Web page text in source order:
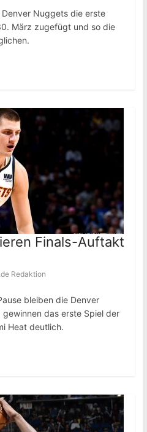
Nuggets die erste
März zugefügt und so die
Finals-Auftakt
Redaktion
bleiben die Denver
das erste Spiel der
Heat deutlich.